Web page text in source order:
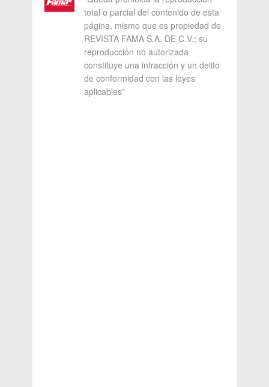
total o parcial del contenido de esta
página, mismo que es propiedad de
REVISTA FAMA S.A. DE C.V.; su
reproducción no autorizada
constituye una infracción y un delito
de conformidad con las leyes
aplicables"